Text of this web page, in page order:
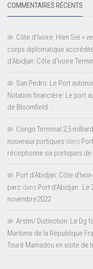
COMMENTAIRES RÉCENTS
Côte d'Ivoire: Hien Sié «
corps diplomatique
d’Abidjan: Côte d’Ivoire
San Pedro: Le Port
Notation financière: Le port
de Bloomfield
Congo Terminal 2,5
nouveaux portiques dans
réceptionne six portiques de
Port d'Abidjan: Côte
parc dans Port d’Abidjan :
novembre2022
Arstm/ Distinction: Le Dg
Maritime de la République
Touré Mamadou en visite de